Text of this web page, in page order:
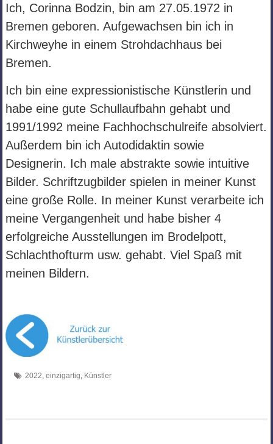
Ich, Corinna Bodzin, bin am 27.05.1972 in
Bremen geboren. Aufgewachsen bin ich in
Kirchweyhe in einem Strohdachhaus bei
Bremen.
Ich bin eine expressionistische Künstlerin und
habe eine gute Schullaufbahn gehabt und
1991/1992 meine Fachhochschulreife absolviert.
Außerdem bin ich Autodidaktin sowie
Designerin. Ich male abstrakte sowie intuitive
Bilder. Schriftzugbilder spielen in meiner Kunst
eine große Rolle. In meiner Kunst verarbeite ich
meine Vergangenheit und habe bisher 4
erfolgreiche Ausstellungen im Brodelpott,
Schlachthofturm usw. gehabt. Viel Spaß mit
meinen Bildern.
2022 einzigartig Künstler